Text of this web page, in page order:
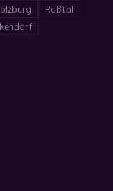
Roßtal